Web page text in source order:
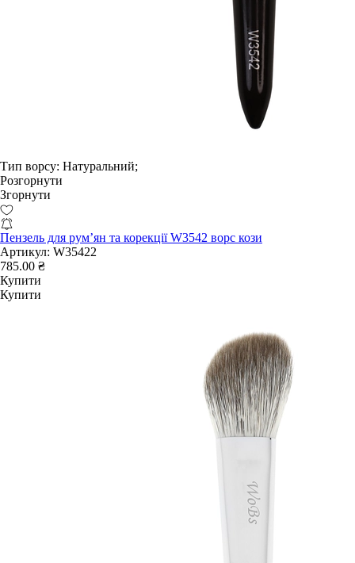
Тип ворсу: Натуральний;
Розгорнути
Згорнути
Пензель для рум’ян та корекції W3542 ворс кози
Артикул: W35422
785.00 ₴
Купити
Купити